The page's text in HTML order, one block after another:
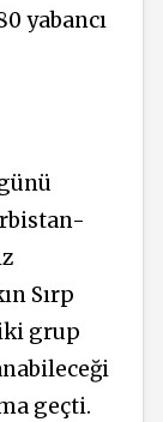
yabancı
Sırp
grup
geçti.